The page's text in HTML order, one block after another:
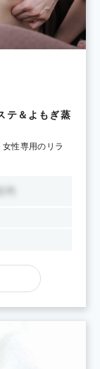
テ＆よもぎ蒸
性専用のリラ